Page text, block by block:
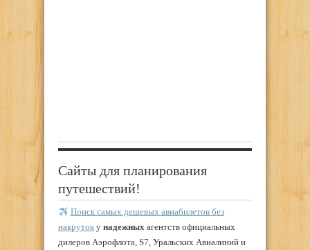
Сайты для планирования
путешествий!
Поиск самых дешевых авиабилетов без
накруток у надежных агентств официальных
дилеров Аэрофлота, S7, Уральских Авиалиний и